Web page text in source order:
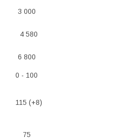
3 000
4 580
6 800
0 - 100
115 (+8)
75